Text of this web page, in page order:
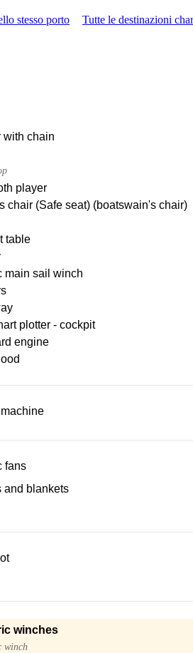
stesso porto Tutte le destinazioni
with chain
player
chair (Safe seat) (boatswain's chair)
table
main sail winch
plotter - cockpit
engine
fans
and blankets
winches
winch